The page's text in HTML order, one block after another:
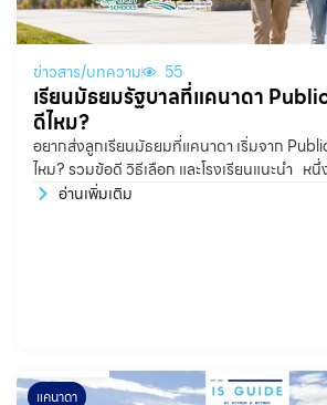
ข่าวสาร/บทความ 55
เรียนมัธยมรัฐบาลที่แคนาดา
ดีไหม?
อยากส่งลูกเรียนมัธยมที่แคนาดา เริ่มจาก
ไหม? รวมข้อดี วิธีเลือก และโรงเรียนแนะนำ ห
ความนิยมอย่างมากสำหรับนักเรียนไทย คือ
อ่านเพิ่มเติม
แคนาดา